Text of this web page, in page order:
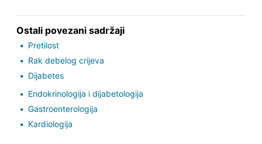
Ostali povezani sadržaji
Pretilost
Rak debelog crijeva
Dijabetes
Endokrinologija i dijabetologija
Gastroenterologija
Kardiologija